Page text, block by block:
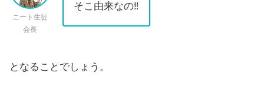
ニート生徒
会長
そこ由来なの‼
となることでしょう。